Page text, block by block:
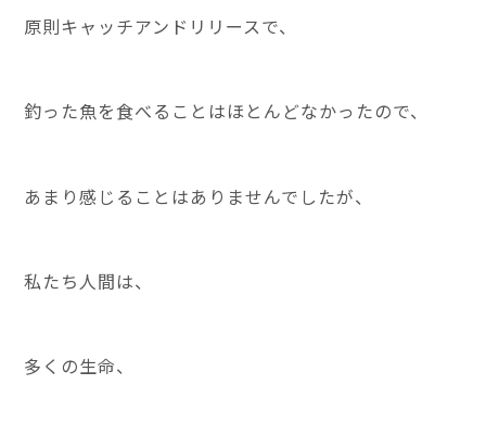
原則キャッチアンドリリースで、
釣った魚を食べることはほとんどなかったので、
あまり感じることはありませんでしたが、
私たち人間は、
多くの生命、